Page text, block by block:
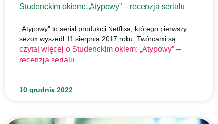
Studenckim okiem: „Atypowy” – recenzja serialu
„Atypowy” to serial produkcji Netflixa, którego pierwszy
sezon wyszedł 11 sierpnia 2017 roku. Twórcami są…
czytaj więcej o Studenckim okiem: „Atypowy” –
recenzja serialu
10 grudnia 2022